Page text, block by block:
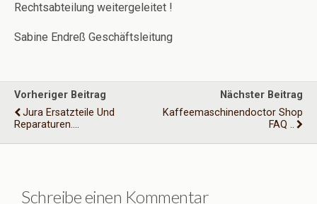
Rechtsabteilung weitergeleitet !
Sabine Endreß Geschäftsleitung
Vorheriger Beitrag
Jura Ersatzteile Und
Reparaturen....
Nächster Beitrag
Kaffeemaschinendoctor Shop
FAQ ..
Schreibe einen Kommentar